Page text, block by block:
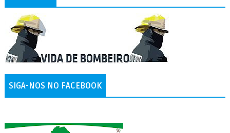
SIGA-NOS NO FACEBOOK